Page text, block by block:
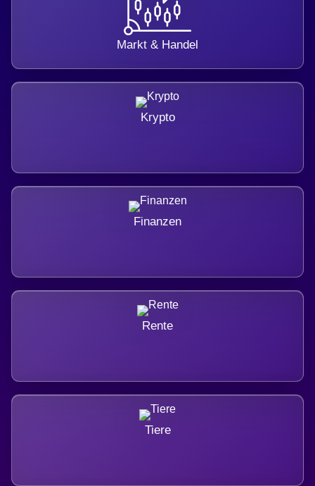
Markt & Handel
Krypto
Finanzen
Rente
Tiere